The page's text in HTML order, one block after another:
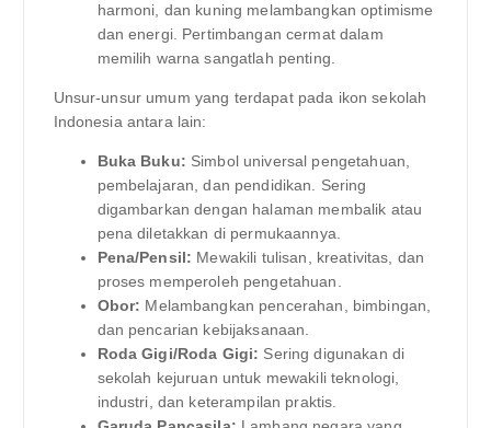
harmoni, dan kuning melambangkan optimisme
dan energi. Pertimbangan cermat dalam
memilih warna sangatlah penting.
Unsur-unsur umum yang terdapat pada ikon sekolah
Indonesia antara lain:
Buka Buku: Simbol universal pengetahuan,
pembelajaran, dan pendidikan. Sering
digambarkan dengan halaman membalik atau
pena diletakkan di permukaannya.
Pena/Pensil: Mewakili tulisan, kreativitas, dan
proses memperoleh pengetahuan.
Obor: Melambangkan pencerahan, bimbingan,
dan pencarian kebijaksanaan.
Roda Gigi/Roda Gigi: Sering digunakan di
sekolah kejuruan untuk mewakili teknologi,
industri, dan keterampilan praktis.